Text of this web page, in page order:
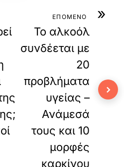
»
ΕΠΟΜΕΝΟ
Το αλκοόλ
συνδέεται με
20
προβλήματα
υγείας –
Ανάμεσά
τους και 10
μορφές
καρκίνου
›